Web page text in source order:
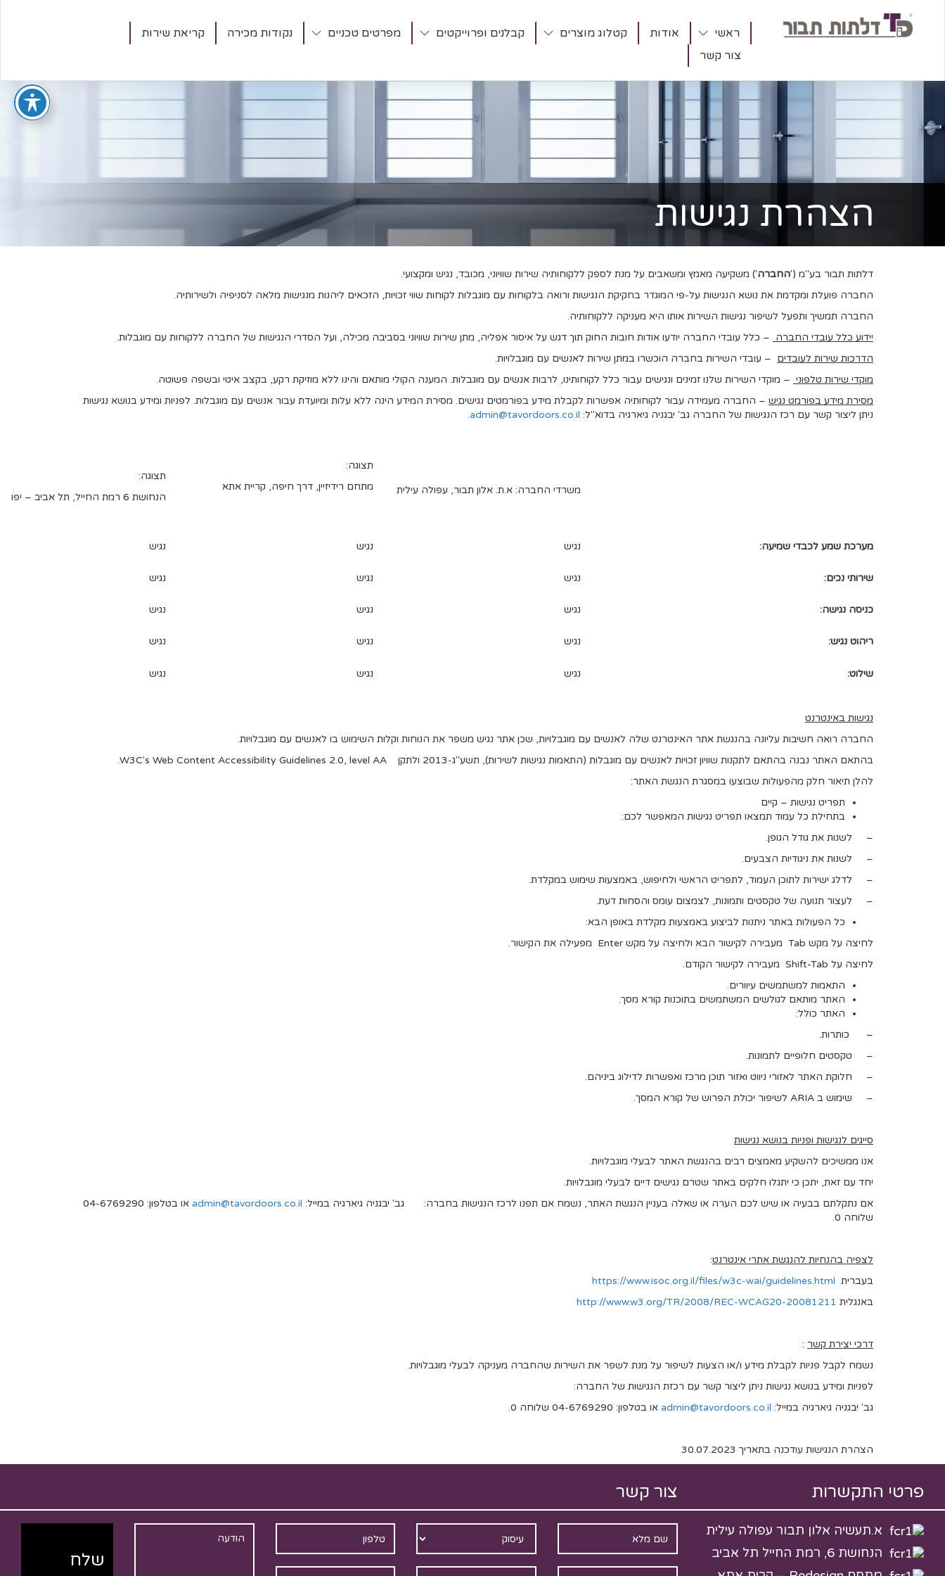
ראשי אודות קטלוג מוצרים קבלנים ופרוייקטים מפרטים טכניים נקודות מכירה
קריאת שירות
צור קשר
הצהרת נגישות
דלתות תבור בע"מ ('החברה') משקיעה מאמץ ומשאבים על מנת לספק ללקוחותיה שירות שוויוני, מכובד, נגיש ומקצועי.
החברה פועלת ומקדמת את נושא הנגישות על-פי המוגדר בחקיקת הנגישות ורואה בלקוחות עם מוגבלות לקוחות שווי זכויות, הזכאים ליהנות מנגישות מלאה לסניפיה ולשירותיה.
החברה תמשיך ותפעל לשיפור נגישות השירות אותו היא מעניקה ללקוחותיה.
יידוע כלל עובדי החברה – כלל עובדי החברה יודעו אודות חובות החוק תוך דגש על איסור אפליה, מתן שירות שוויוני בסביבה מכילה, ועל הסדרי הנגישות של החברה ללקוחות עם מוגבלות.
הדרכות שירות לעובדים – עובדי השירות בחברה הוכשרו במתן שירות לאנשים עם מוגבלויות.
מוקדי שירות טלפוני – מוקדי השירות שלנו זמינים ונגישים עבור כלל לקוחותינו, לרבות אנשים עם מוגבלות. המענה הקולי מותאם והינו ללא מוזיקת רקע, בקצב איטי ובשפה פשוטה.
מסירת מידע בפורמט נגיש – החברה מעמידה עבור לקוחותיה אפשרות לקבלת מידע בפורמטים נגישים. מסירת המידע הינה ללא עלות ומיועדת עבור אנשים עם מוגבלות. לפניות ומידע בנושא נגישות
ניתן ליצור קשר עם רכז הנגישות של החברה גב' יבגניה גיארגיה בדוא"ל: admin@tavordoors.co.il
.
משרדי החברה: א.ת. אלון תבור, עפולה עילית
תצוגה:
מתחם רידיזיין, דרך חיפה, קריית אתא
תצוגה:
הנחושת 6 רמת החייל, תל אביב – יפו
מערכת שמע לכבדי שמיעה: נגיש נגיש נגיש
שירותי נכים: נגיש נגיש נגיש
כניסה נגישה: נגיש נגיש נגיש
ריהוט נגיש: נגיש נגיש נגיש
שילוט: נגיש נגיש נגיש
נגישות באינטרנט
החברה רואה חשיבות עליונה בהנגשת אתר האינטרנט שלה לאנשים עם מוגבלויות, שכן אתר נגיש משפר את הנוחות וקלות השימוש בו לאנשים עם מוגבלויות.
בהתאם האתר נבנה בהתאם לתקנות שוויון זכויות לאנשים עם מוגבלות (התאמות נגישות לשירות), תשע"ג-2013 ולתקן W3C's Web Content Accessibility Guidelines 2.0, level AA.
להלן תיאור חלק מהפעולות שבוצעו במסגרת הנגשת האתר:
תפריט נגישות – קיים
בתחילת כל עמוד תמצאו תפריט נגישות המאפשר לכם:
– לשנות את גודל הגופן.
– לשנות את ניגודיות הצבעים.
– לדלג ישירות לתוכן העמוד, לתפריט הראשי ולחיפוש, באמצעות שימוש במקלדת.
– לעצור תנועה של טקסטים ותמונות, לצמצום עומס והסחות דעת.
כל הפעולות באתר ניתנות לביצוע באמצעות מקלדת באופן הבא:
לחיצה על מקש Tab מעבירה לקישור הבא ולחיצה על מקש Enter מפעילה את הקישור.
לחיצה על Shift-Tab מעבירה לקישור הקודם.
התאמות למשתמשים עיוורים.
האתר מותאם לגולשים המשתמשים בתוכנות קורא מסך.
האתר כולל:
– כותרות.
– טקסטים חלופיים לתמונות.
– חלוקת האתר לאזורי ניווט ואזור תוכן מרכז ואפשרות לדילוג ביניהם.
– שימוש ב ARIA לשיפור יכולת הפרוש של קורא המסך.
סייגים לנגישות ופניות בנושא נגישות
אנו ממשיכים להשקיע מאמצים רבים בהנגשת האתר לבעלי מוגבלויות.
יחד עם זאת, יתכן כי יתגלו חלקים באתר שטרם נגישים דיים לבעלי מוגבלויות.
אם נתקלתם בבעיה או שיש לכם הערה או שאלה בעניין הנגשת האתר, נשמח אם תפנו לרכז הנגישות בחברה: גב' יבגניה גיארגיה במייל: admin@tavordoors.co.il
או בטלפון: 04-6769290
שלוחה 0.
לצפיה בהנחיות להנגשת אתרי אינטרנט:
בעברית https://www.isoc.org.il/files/w3c-wai/guidelines.html
באנגלית http://www.w3.org/TR/2008/REC-WCAG20-20081211
דרכי יצירת קשר :
נשמח לקבל פניות לקבלת מידע ו/או הצעות לשיפור על מנת לשפר את השירות שהחברה מעניקה לבעלי מוגבלויות.
לפניות ומידע בנושא נגישות ניתן ליצור קשר עם רכזת הנגישות של החברה:
גב' יבגניה גיארגיה במייל: admin@tavordoors.co.il או בטלפון: 04-6769290 שלוחה 0.
הצהרת הנגישות עודכנה בתאריך 30.07.2023
פרטי התקשרות
‏א.תעשיה אלון תבור עפולה עילית
הנחושת 6, רמת החייל תל אביב
צור קשר
Brochure No.2
עמוד:1
/
30